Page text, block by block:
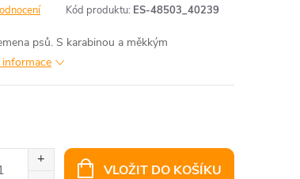
Kód produktu: ES-48503_40239
psů. S karabinou a měkkým
informace
VLOŽIT DO KOŠÍKU